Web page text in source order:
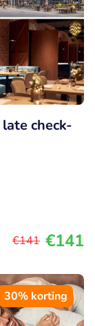
check-
€141 €141
30% korting